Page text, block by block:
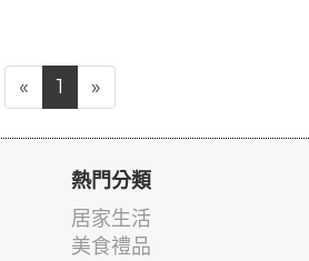
« 1 »
熱門分類
居家生活
美食禮品